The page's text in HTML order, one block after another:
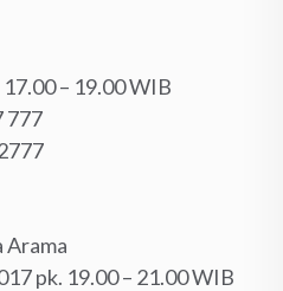
– 19.00 WIB
777‬
Arama
pk. 19.00 – 21.00 WIB